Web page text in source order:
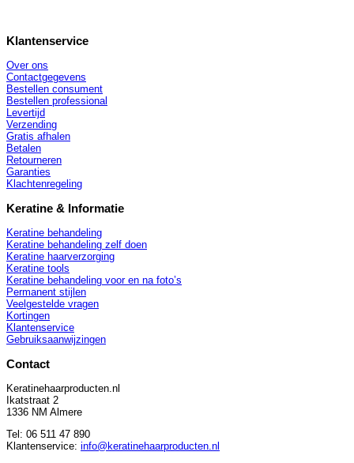
Klantenservice
Over ons
Contactgegevens
Bestellen consument
Bestellen professional
Levertijd
Verzending
Gratis afhalen
Betalen
Retourneren
Garanties
Klachtenregeling
Keratine & Informatie
Keratine behandeling
Keratine behandeling zelf doen
Keratine haarverzorging
Keratine tools
Keratine behandeling voor en na foto’s
Permanent stijlen
Veelgestelde vragen
Kortingen
Klantenservice
Gebruiksaanwijzingen
Contact
Keratinehaarproducten.nl
Ikatstraat 2
1336 NM Almere
Tel: 06 511 47 890
Klantenservice: info@keratinehaarproducten.nl